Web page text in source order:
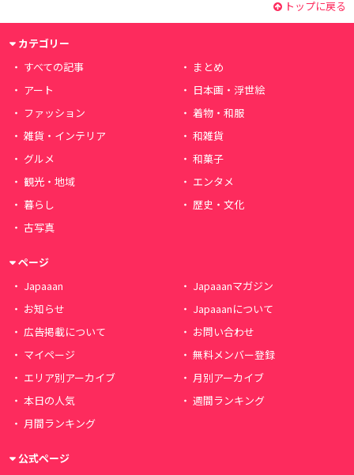
トップに戻る
カテゴリー
すべての記事
まとめ
アート
日本画・浮世絵
ファッション
着物・和服
雑貨・インテリア
和雑貨
グルメ
和菓子
観光・地域
エンタメ
暮らし
歴史・文化
古写真
ページ
Japaaan
Japaaanマガジン
お知らせ
Japaaanについて
広告掲載について
お問い合わせ
マイページ
無料メンバー登録
エリア別アーカイブ
月別アーカイブ
本日の人気
週間ランキング
月間ランキング
公式ページ